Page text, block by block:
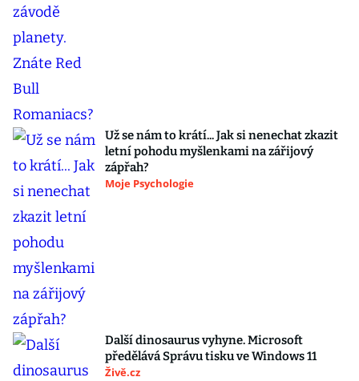
Už se nám to krátí... Jak si nenechat zkazit
letní pohodu myšlenkami na zářijový
zápřah?
Moje Psychologie
Další dinosaurus vyhyne. Microsoft
předělává Správu tisku ve Windows 11
Živě.cz